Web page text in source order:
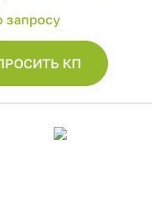
запросу
КП